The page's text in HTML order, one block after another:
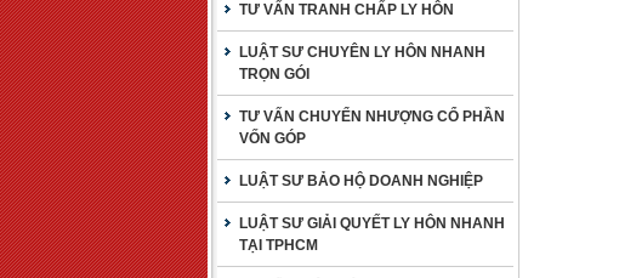
TƯ VẤN TRANH CHẤP LY HÔN
LUẬT SƯ CHUYÊN LY HÔN NHANH
TRỌN GÓI
TƯ VẤN CHUYỂN NHƯỢNG CỔ PHẦN
VỐN GÓP
LUẬT SƯ BẢO HỘ DOANH NGHIỆP
LUẬT SƯ GIẢI QUYẾT LY HÔN NHANH
TẠI TPHCM